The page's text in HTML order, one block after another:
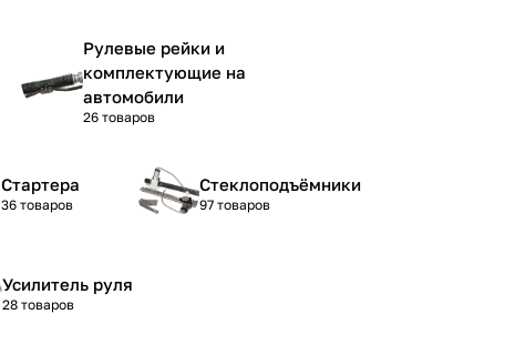
Рулевые рейки и
комплектующие на
автомобили
26 товаров
Стартера
36 товаров
Стеклоподъёмники
97 товаров
Усилитель руля
28 товаров